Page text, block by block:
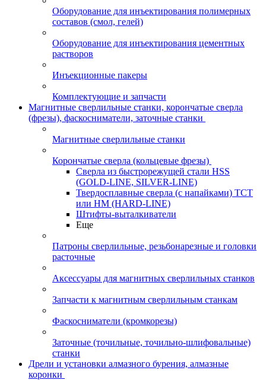
Оборудование для инъектирования полимерных
составов (смол, гелей)
Оборудование для инъектирования цементных
растворов
Инъекционные пакеры
Комплектующие и запчасти
Магнитные сверлильные станки, корончатые сверла
(фрезы), фаскосниматели, заточные станки
Магнитные сверлильные станки
Корончатые сверла (кольцевые фрезы)
Сверла из быстрорежущей стали HSS
(GOLD-LINE, SILVER-LINE)
Твердосплавные сверла (с напайками) ТСТ
или HM (HARD-LINE)
Штифты-выталкиватели
Еще
Патроны сверлильные, резьбонарезные и головки
расточные
Аксессуары для магнитных сверлильных станков
Запчасти к магнитным сверлильным станкам
Фаскосниматели (кромкорезы)
Заточные (точильные, точильно-шлифовальные)
станки
Дрели и установки алмазного бурения, алмазные
коронки